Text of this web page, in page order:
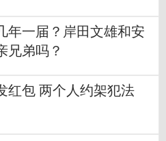
年一届？岸田文雄和安
兄弟吗？
红包 两个人约架犯法